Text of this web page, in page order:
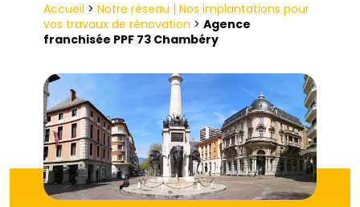
Accueil >Notre réseau | Nos implantations pour
vos travaux de rénovation >Agence
franchisée PPF 73 Chambéry